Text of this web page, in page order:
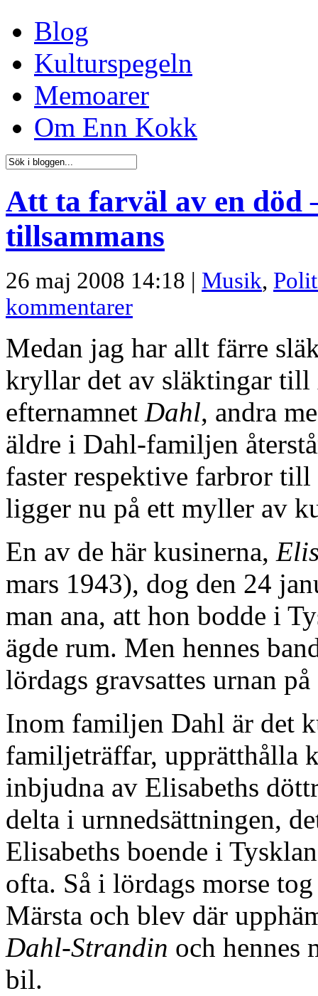
Blog
Kulturspegeln
Memoarer
Om Enn Kokk
Att ta farväl av en död
tillsammans
26 maj 2008 14:18 | Musik,
kommentarer
Medan jag har allt färre
kryllar det av släktingar till
efternamnet Dahl, andra
äldre i Dahl-familjen
faster respektive farbror
ligger nu på ett myller av
En av de här kusinerna,
mars 1943), dog den 24
man ana, att hon bodde i
ägde rum. Men hennes
lördags gravsattes urnan
Inom familjen Dahl är det
familjeträffar, upprätthålla
inbjudna av Elisabeths
delta i urnnedsättningen,
Elisabeths boende i
ofta. Så i lördags morse
Märsta och blev där
Dahl-Strandin och hennes
bil.